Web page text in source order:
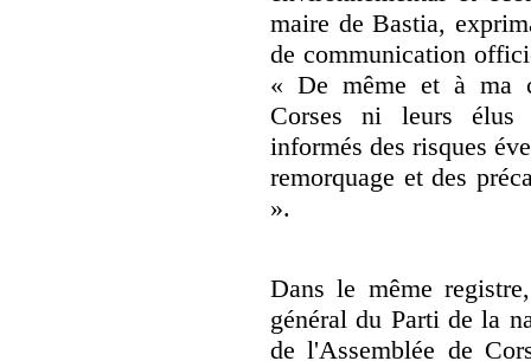
maire de Bastia,
de communication
« De même et à ma
Corses ni leurs élus
informés des risques
remorquage et des
».
Dans le même
général du Parti de la
de l'Assemblée de